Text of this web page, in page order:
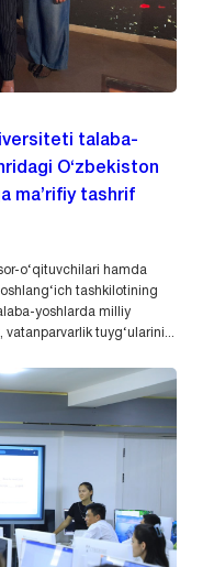
talaba-
O‘zbekiston
ma’rifiy tashrif
o‘qituvchilari hamda
tashkilotining
yoshlarda milliy
tuyg‘ularini...